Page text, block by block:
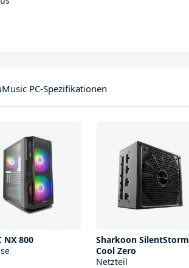
PC-Spezifikationen
NX 800
Sharkoon SilentStorm
Cool Zero
Netzteil